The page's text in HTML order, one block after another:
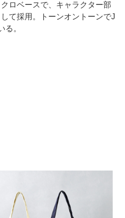
ロベースで、キャラクター部
て採用。トーンオントーンでJ
る。